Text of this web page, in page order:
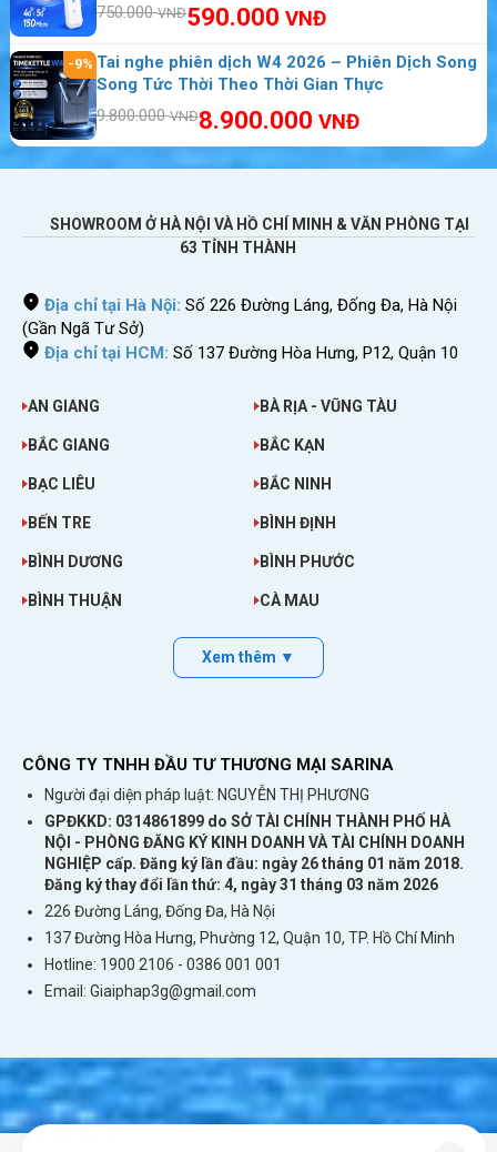
Faroe có đắt không ?
giá cực rẻ tại Việt Nam. Nhóm bạn càng đông
người thì giá thuê càng rẻ. Vì cục phát Sahaha
chia nhiều người dùng thì giá còn rẻ hơn một
cốc cafe.
Giá thuê wifi đi Quần Đảo Faroe
trọn gói. Chúng tôi sẽ không thu bất cứ chi phí
Cách thuê wifi du lịch Quần Đảo Faroe đơn
giản nhất
750.000VNĐ590.000 VNĐ
-9% Tai nghe phiên dịch W4 2026 – Phiên Dịch Song
Song Tức Thời Theo Thời Gian Thực
9.800.000VNĐ8.900.000 VNĐ
SHOWROOM Ở HÀ NỘI VÀ HỒ CHÍ MINH & VĂN PHÒNG TẠI
63 TỈNH THÀNH
Địa chỉ tại Hà Nội: Số 226 Đường Láng, Đống Đa, Hà Nội
(Gần Ngã Tư Sở)
Địa chỉ tại HCM: Số 137 Đường Hòa Hưng, P12, Quận 10
AN GIANG BÀ RỊA - VŨNG TÀU
BẮC GIANG BẮC KẠN
BẠC LIÊU BẮC NINH
BẾN TRE BÌNH ĐỊNH
BÌNH DƯƠNG BÌNH PHƯỚC
BÌNH THUẬN CÀ MAU
Xem thêm ▼
CÔNG TY TNHH ĐẦU TƯ THƯƠNG MẠI SARINA
Người đại diện pháp luật: NGUYỄN THỊ PHƯƠNG
GPĐKKD: 0314861899 do SỞ TÀI CHÍNH THÀNH PHỐ HÀ
NỘI - PHÒNG ĐĂNG KÝ KINH DOANH VÀ TÀI CHÍNH DOANH
NGHIỆP cấp. Đăng ký lần đầu: ngày 26 tháng 01 năm 2018.
Đăng ký thay đổi lần thứ: 4, ngày 31 tháng 03 năm 2026
226 Đường Láng, Đống Đa, Hà Nội
137 Đường Hòa Hưng, Phường 12, Quận 10, TP. Hồ Chí Minh
Hotline: 1900 2106 - 0386 001 001
Email: Giaiphap3g@gmail.com